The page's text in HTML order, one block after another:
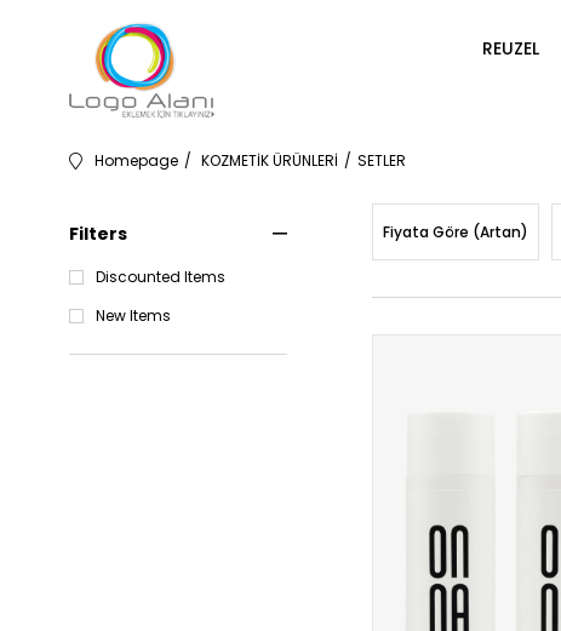
REUZEL
Homepage KOZMETİK ÜRÜNLERİ SETLER
Filters
Discounted Items
New Items
Fiyata Göre (Artan)